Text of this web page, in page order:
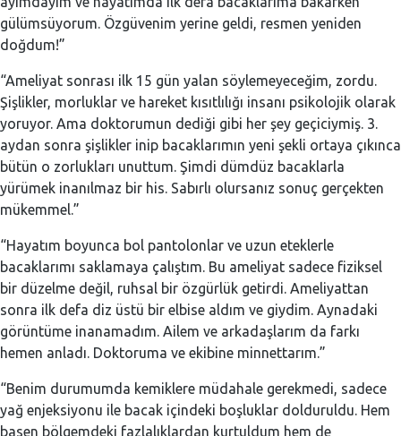
gülümsüyorum. Özgüvenim yerine geldi, resmen yeniden
doğdum!”
“Ameliyat sonrası ilk 15 gün yalan söylemeyeceğim, zordu.
Şişlikler, morluklar ve hareket kısıtlılığı insanı psikolojik olarak
yoruyor. Ama doktorumun dediği gibi her şey geçiciymiş. 3.
aydan sonra şişlikler inip bacaklarımın yeni şekli ortaya çıkınca
bütün o zorlukları unuttum. Şimdi dümdüz bacaklarla
yürümek inanılmaz bir his. Sabırlı olursanız sonuç gerçekten
mükemmel.”
“Hayatım boyunca bol pantolonlar ve uzun eteklerle
bacaklarımı saklamaya çalıştım. Bu ameliyat sadece fiziksel
bir düzelme değil, ruhsal bir özgürlük getirdi. Ameliyattan
sonra ilk defa diz üstü bir elbise aldım ve giydim. Aynadaki
görüntüme inanamadım. Ailem ve arkadaşlarım da farkı
hemen anladı. Doktoruma ve ekibine minnettarım.”
“Benim durumumda kemiklere müdahale gerekmedi, sadece
yağ enjeksiyonu ile bacak içindeki boşluklar dolduruldu. Hem
basen bölgemdeki fazlalıklardan kurtuldum hem de